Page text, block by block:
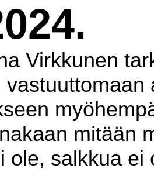
Virkkunen
vastuuttomaan
mitään
ole, salkkua ei